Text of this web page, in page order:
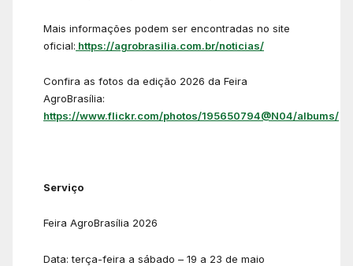
Mais informações podem ser encontradas no site
oficial: https://agrobrasilia.com.br/noticias/
Confira as fotos da edição 2026 da Feira
AgroBrasília:
https://www.flickr.com/photos/195650794@N04/albums/
Serviço
Feira AgroBrasília 2026
Data: terça-feira a sábado – 19 a 23 de maio